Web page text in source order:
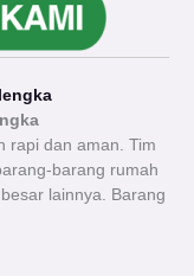
rapi dan aman. Tim
barang rumah
lainnya. Barang